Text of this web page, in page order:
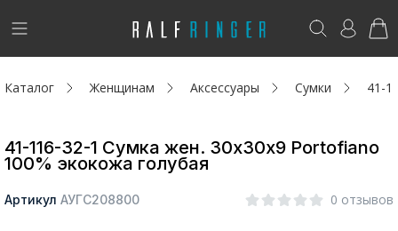
!
Новинки
Возникли вопросы? - club@ralf.ru
Каталог Женщинам Аксессуары Сумки 41-
41-116-32-1 Сумка жен. 30х30х9 Portofiano
100% экокожа голубая
Артикул АУГС208800 0 отзывов